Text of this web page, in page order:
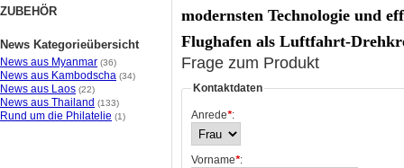
modernsten Technologie und
Flughafen als Luftfahrt-
Frage zum Produkt
Kontaktdaten
Anrede*:
Vorname*:
ZUBEHÖR
News Kategorieübersicht
News aus Myanmar (36)
News aus Kambodscha (34)
News aus Laos (22)
News aus Thailand (133)
Rund um die Philatelie (1)